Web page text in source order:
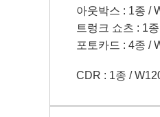
아웃박스 : 1종 /
트렁크 쇼츠 : 1종
포토카드 : 4종 /
CDR : 1종 /